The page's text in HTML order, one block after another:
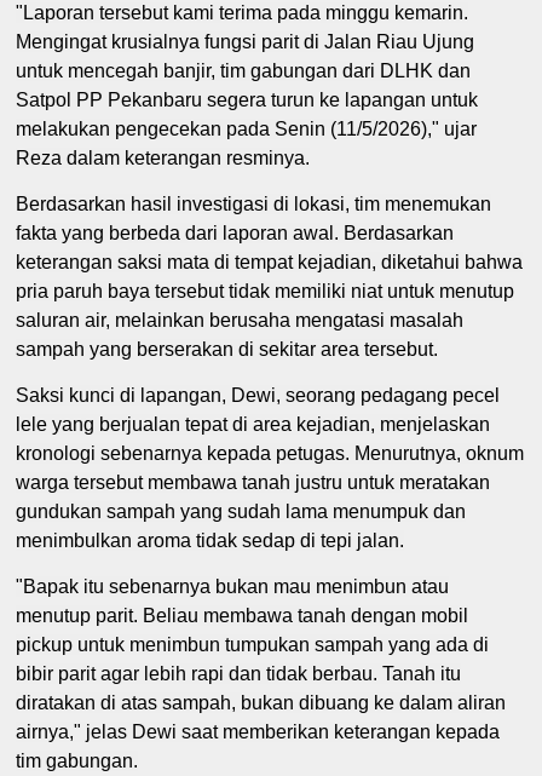
"Laporan tersebut kami terima pada minggu kemarin.
Mengingat krusialnya fungsi parit di Jalan Riau Ujung
untuk mencegah banjir, tim gabungan dari DLHK dan
Satpol PP Pekanbaru segera turun ke lapangan untuk
melakukan pengecekan pada Senin (11/5/2026)," ujar
Reza dalam keterangan resminya.
Berdasarkan hasil investigasi di lokasi, tim menemukan
fakta yang berbeda dari laporan awal. Berdasarkan
keterangan saksi mata di tempat kejadian, diketahui bahwa
pria paruh baya tersebut tidak memiliki niat untuk menutup
saluran air, melainkan berusaha mengatasi masalah
sampah yang berserakan di sekitar area tersebut.
Saksi kunci di lapangan, Dewi, seorang pedagang pecel
lele yang berjualan tepat di area kejadian, menjelaskan
kronologi sebenarnya kepada petugas. Menurutnya, oknum
warga tersebut membawa tanah justru untuk meratakan
gundukan sampah yang sudah lama menumpuk dan
menimbulkan aroma tidak sedap di tepi jalan.
"Bapak itu sebenarnya bukan mau menimbun atau
menutup parit. Beliau membawa tanah dengan mobil
pickup untuk menimbun tumpukan sampah yang ada di
bibir parit agar lebih rapi dan tidak berbau. Tanah itu
diratakan di atas sampah, bukan dibuang ke dalam aliran
airnya," jelas Dewi saat memberikan keterangan kepada
tim gabungan.